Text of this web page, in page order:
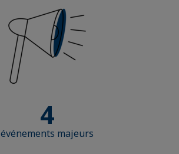
4
événements majeurs